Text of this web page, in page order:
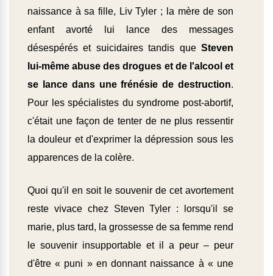
naissance à sa fille, Liv Tyler ; la mère de son
enfant avorté lui lance des messages
désespérés et suicidaires tandis que Steven
lui-même abuse des drogues et de l'alcool et
se lance dans une frénésie de destruction.
Pour les spécialistes du syndrome post-abortif,
c'était une façon de tenter de ne plus ressentir
la douleur et d'exprimer la dépression sous les
apparences de la colère.
Quoi qu'il en soit le souvenir de cet avortement
reste vivace chez Steven Tyler : lorsqu'il se
marie, plus tard, la grossesse de sa femme rend
le souvenir insupportable et il a peur – peur
d'être « puni » en donnant naissance à « une